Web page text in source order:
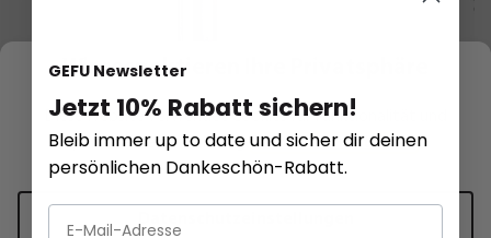
Flambierbrenner FUEGO Stabfeuerzeug
Wir respektieren Ihre Privatsphäre
Diese Website verwendet Cookies für Funktionalität und
personalisierte Werbung.Mehr Informationen.
Datenschutzeinstellungen
GEFU Newsletter
Jetzt 10% Rabatt sichern!
Bleib immer up to date und sicher dir deinen
persönlichen Dankeschön-Rabatt.